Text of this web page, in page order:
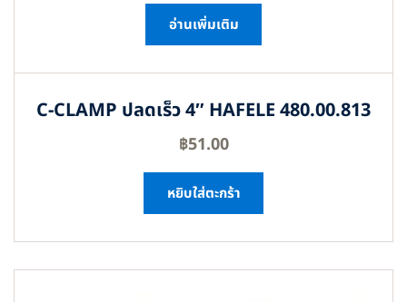
อ่านเพิ่มเติม
C-CLAMP ปลดเร็ว 4″ HAFELE 480.00.813
฿51.00
หยิบใส่ตะกร้า